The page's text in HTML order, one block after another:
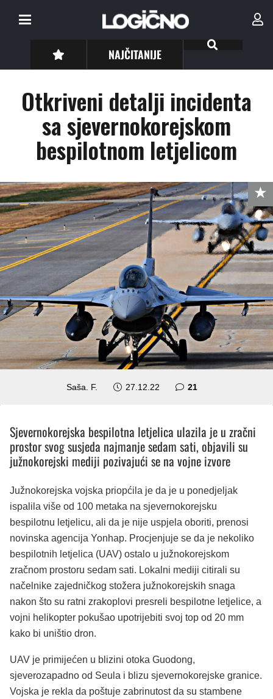
NAJČITANIJE
Otkriveni detalji incidenta
sa sjevernokorejskom
bespilotnom letjelicom
Saša. F. 27.12.22 21
Sjevernokorejska bespilotna letjelica ulazila je u zračni
prostor svog susjeda najmanje sedam sati, objavili su
južnokorejski mediji pozivajući se na vojne izvore
Južnokorejska vojska priopćila je da je u ponedjeljak
ispalila više od 100 metaka na sjevernokorejsku
bespilotnu letjelicu, ali da je nije uspjela oboriti, prenosi
novinska agencija Yonhap. Procjenjuje se da je nekoliko
bespilotnih letjelica (UAV) ostalo u južnokorejskom
zračnom prostoru sedam sati. Lokalni mediji citirali su
načelnike zajedničkog stožera južnokorejskih snaga
nakon što su ratni zrakoplovi presreli bespilotne letjelice, a
vojni helikopter pokušao upotrijebiti svoj top od 20 mm
kako bi uništio dron.
UAV je primijećen u blizini otoka Guodong,
sjeverozapadno od Seula i blizu sjevernokorejske granice.
Vojska je rekla da poštuje zabrinutost da su stambene